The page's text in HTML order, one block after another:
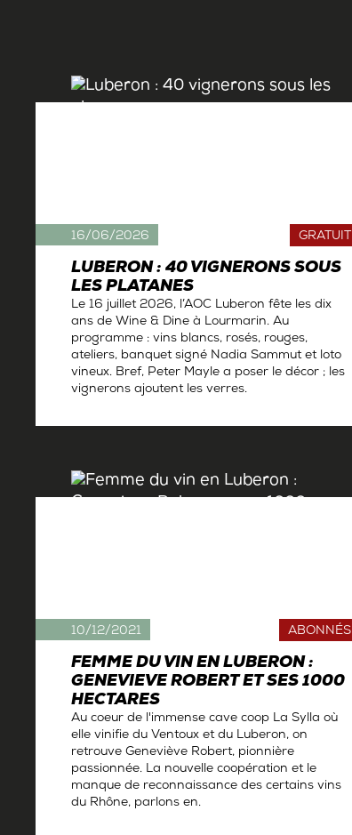
LUBERON : 40 VIGNERONS SOUS
LES PLATANES
GRATUIT
Le 16 juillet 2026, l’AOC Luberon fête les dix
ans de Wine & Dine à Lourmarin. Au
programme : vins blancs, rosés, rouges,
ateliers, banquet signé Nadia Sammut et loto
vineux. Bref, Peter Mayle a poser le décor ; les
vignerons ajoutent les verres.
16/06/2026
FEMME DU VIN EN LUBERON :
GENEVIEVE ROBERT ET SES 1000
HECTARES
ABONNÉS
Au coeur de l'immense cave coop La Sylla où
elle vinifie du Ventoux et du Luberon, on
retrouve Geneviève Robert, pionnière
passionnée. La nouvelle coopération et le
manque de reconnaissance des certains vins
du Rhône, parlons en.
10/12/2021